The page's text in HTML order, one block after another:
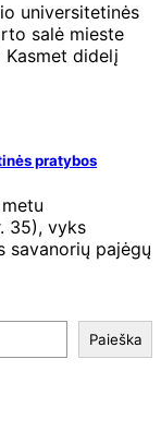
universitetinės
salė mieste
didelį
pratybos
35), vyks
savanorių pajėgų
Paieška